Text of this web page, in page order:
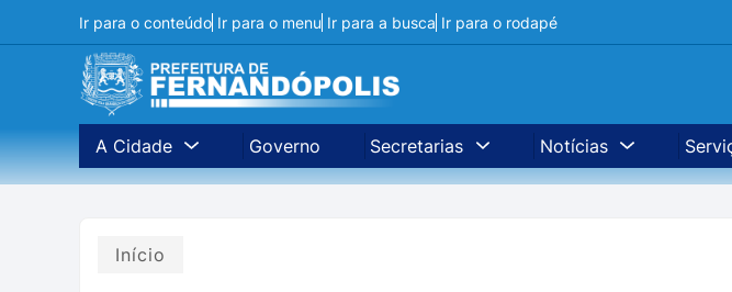
Ir para o conteúdo Ir para o menu Ir para a busca Ir para o rodapé
A Cidade Governo Secretarias Notícias
Início